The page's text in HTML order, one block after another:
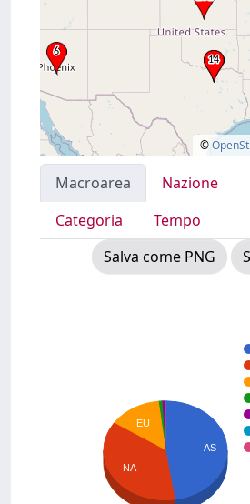
©
Macroarea Nazione
Categoria
Tempo
Salva come PNG
AS
EU
NA